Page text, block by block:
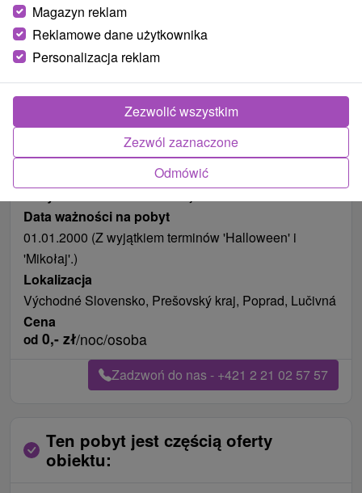
od 127 noce
Data ważności na pobyt
01.01.2000 (Z wyjątkiem terminów 'Halloween' i
'Mikołaj'.)
Lokalizacja
Východné Slovensko, Prešovský kraj, Poprad, Lučivná
Cena
od 0,- zł/noc/osoba
Zadzwoń do nas - +421 2 21 02 57 57
Ten pobyt jest częścią oferty
obiektu:
Magazyn reklam
Reklamowe dane użytkownika
Personalizacja reklam
Odmówić
Zezwól zaznaczone
Zezwolić wszystkim